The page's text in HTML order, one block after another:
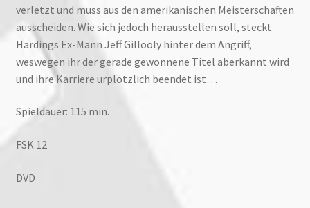
verletzt und muss aus den amerikanischen Meisterschaften
ausscheiden. Wie sich jedoch herausstellen soll, steckt
Hardings Ex-Mann Jeff Gillooly hinter dem Angriff,
weswegen ihr der gerade gewonnene Titel aberkannt wird
und ihre Karriere urplötzlich beendet ist…
Spieldauer: 115 min.
FSK 12
DVD